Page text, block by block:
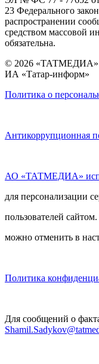
23 Федерального
распространении
средством массовой
обязательна.
© 2026 «ТАТМЕДИА»
ИА «Татар-информ»
Политика о
Антикоррупционная
АО «ТАТМЕДИА»
для персонализации
пользователей
можно отменить в
Политика
Для сообщений о